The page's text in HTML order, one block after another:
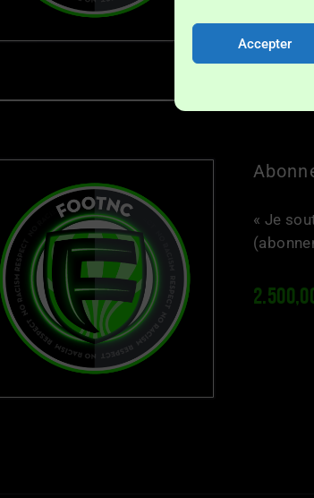
Accepter
« Je
2.500,